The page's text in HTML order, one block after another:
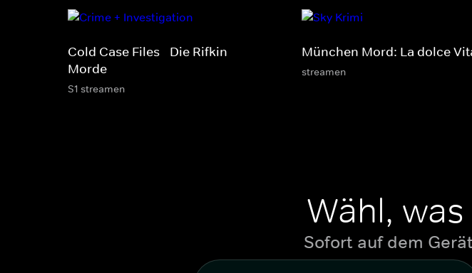
Cold Case Files - Die Rifkin-
Morde
S1 streamen
München Mord: La dolce
streamen
Wähl,
Sofort auf dem